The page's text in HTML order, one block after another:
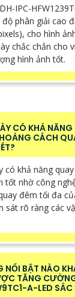
IPC-
phân giải cao
cho hình
chắc chắn cho
hình ảnh tốt.
CÓ KHẢ
CÁCH
có khả năng
tốt nhờ công
đêm tối đa
sát rõ ràng các
NỔI BẬT NÀO
TĂNG
A-LED SẮC